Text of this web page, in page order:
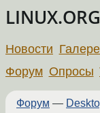
Новости
Форум Опросы
Форум —